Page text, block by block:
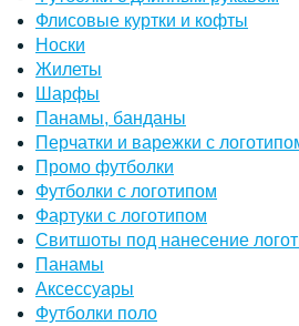
Флисовые куртки и кофты
Носки
Жилеты
Шарфы
Панамы, банданы
Перчатки и варежки с
Промо футболки
Футболки с логотипом
Фартуки с логотипом
Свитшоты под нанесение
Панамы
Аксессуары
Футболки поло